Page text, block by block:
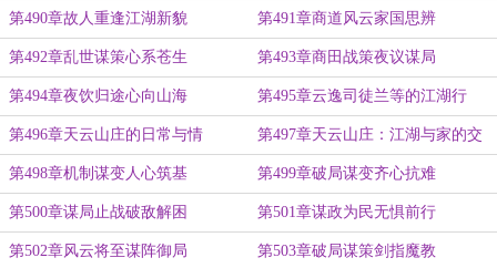
第490章故人重逢江湖新貌 第491章商道风云家国思辨
第492章乱世谋策心系苍生 第493章商田战策夜议谋局
第494章夜饮归途心向山海 第495章云逸司徒兰等的江湖行
第496章天云山庄的日常与情 第497章天云山庄：江湖与家的交
织
第498章机制谋变人心筑基 第499章破局谋变齐心抗难
第500章谋局止战破敌解困 第501章谋政为民无惧前行
第502章风云将至谋阵御局 第503章破局谋策剑指魔教